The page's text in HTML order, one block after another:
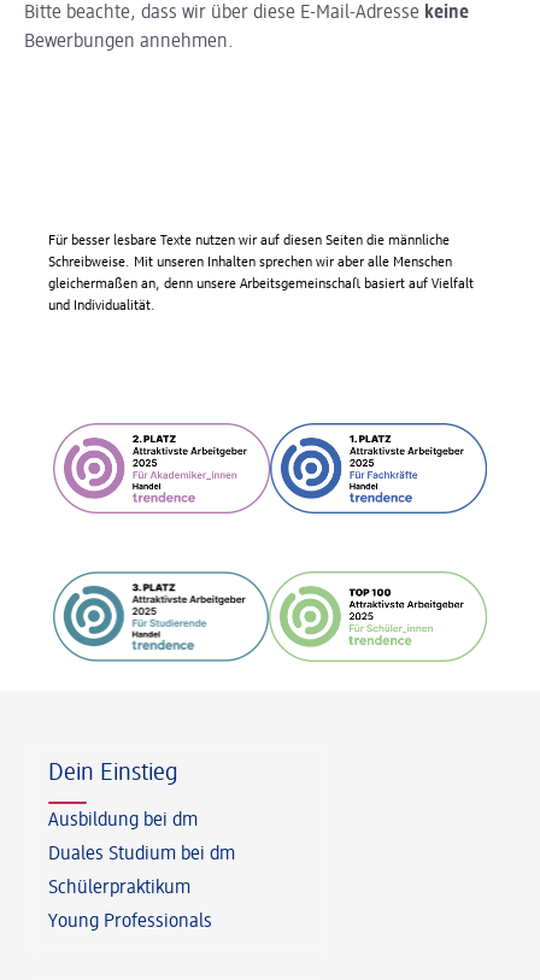
Bitte beachte, dass wir über diese E-Mail-Adresse keine
Bewerbungen annehmen.
Für besser lesbare Texte nutzen wir auf diesen Seiten die männliche
Schreibweise. Mit unseren Inhalten sprechen wir aber alle Menschen
gleichermaßen an, denn unsere Arbeitsgemeinschaft basiert auf Vielfalt
und Individualität.
Dein Einstieg
Ausbildung bei dm
Duales Studium bei dm
Schülerpraktikum
Young Professionals